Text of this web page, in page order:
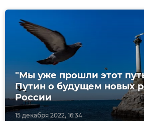
15 декабря 2022, 16:34
"Мы уже прошли этот
Путин о будущем новых
России